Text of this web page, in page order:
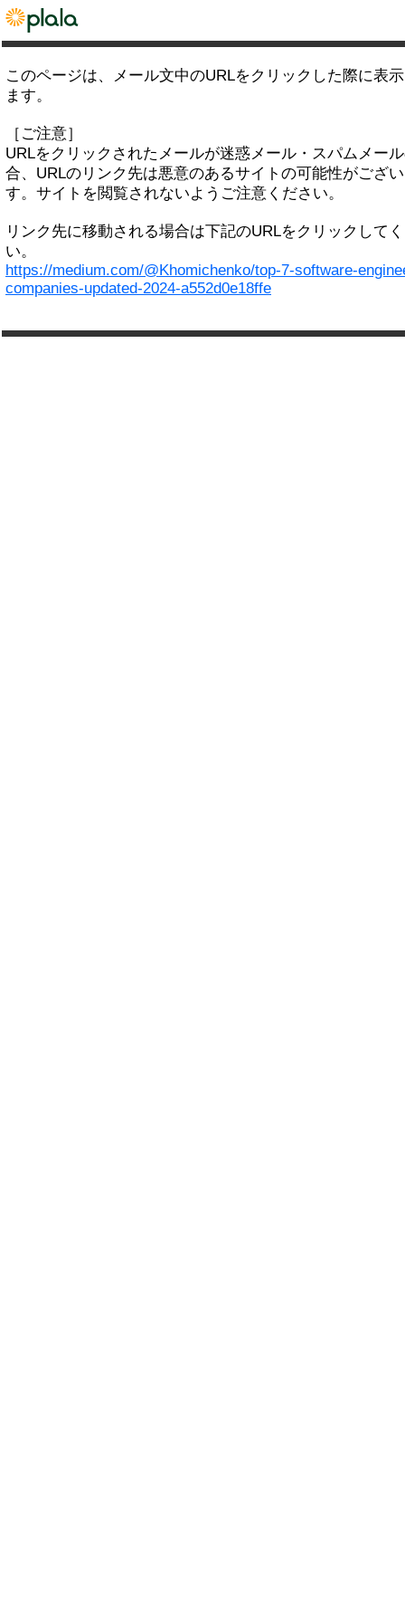
このページは、メール文中のURLをクリックした際に表
ます。
［ご注意］
URLをクリックされたメールが迷惑メール・スパムメー
合、URLのリンク先は悪意のあるサイトの可能性がござ
す。サイトを閲覧されないようご注意ください。
リンク先に移動される場合は下記のURLをクリックして
い。
https://medium.com/@Khomichenko/top-7-software-
companies-updated-2024-a552d0e18ffe